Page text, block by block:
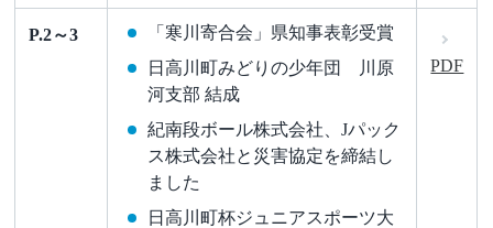
P.2～3
「寒川寄合会」県知事表彰受賞
日高川町みどりの少年団 川原
河支部 結成
紀南段ボール株式会社、Jパック
ス株式会社と災害協定を締結し
ました
日高川町杯ジュニアスポーツ大
PDF